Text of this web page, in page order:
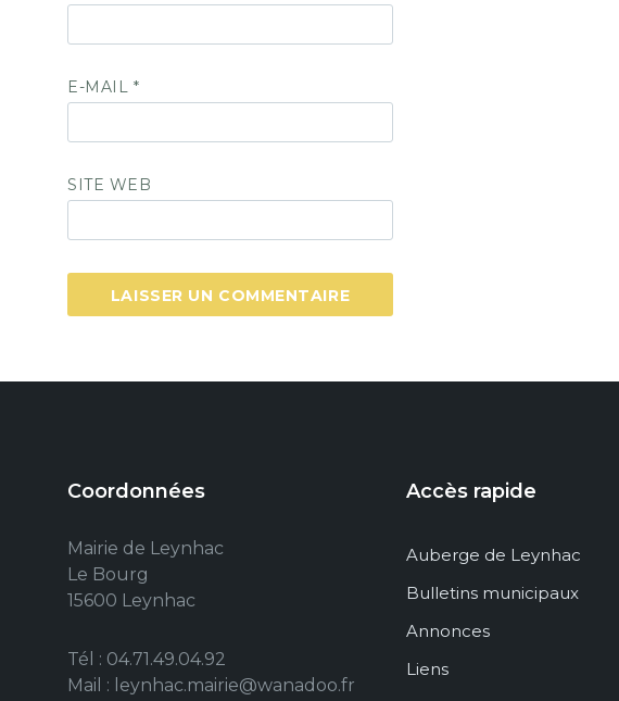
E-MAIL *
SITE WEB
Coordonnées
Mairie de Leynhac
Le Bourg
15600 Leynhac
Tél : 04.71.49.04.92
Mail : leynhac.mairie@wanadoo.fr
Accès rapide
Auberge de Leynhac
Bulletins municipaux
Annonces
Liens